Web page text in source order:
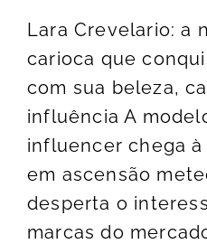
Lara Crevelario: a
carioca que
com sua beleza,
influência A
influencer chega
em ascensão
desperta o
marcas do